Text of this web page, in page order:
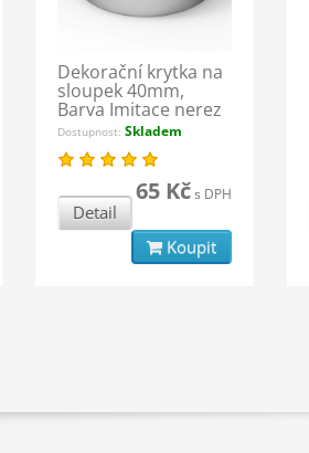
Dekorační krytka na
sloupek 40mm,
Barva Imitace nerez
Dostupnost: Skladem
65 Kčs DPH
Detail
Koupit